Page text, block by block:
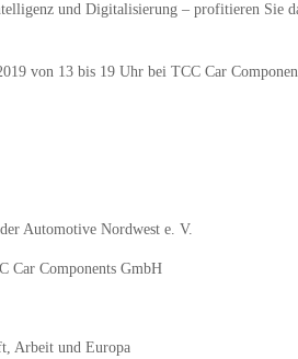
und Digitalisierung – profitieren Sie
von 13 bis 19 Uhr bei TCC Car
Nordwest e. V.
Components GmbH
und Europa